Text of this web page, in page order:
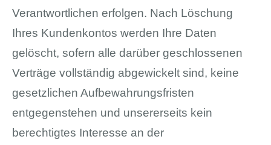
Verantwortlichen erfolgen. Nach Löschung
Ihres Kundenkontos werden Ihre Daten
gelöscht, sofern alle darüber geschlossenen
Verträge vollständig abgewickelt sind, keine
gesetzlichen Aufbewahrungsfristen
entgegenstehen und unsererseits kein
berechtigtes Interesse an der